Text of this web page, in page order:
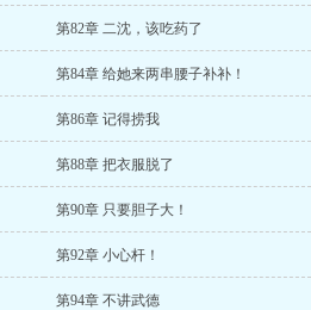
第82章 二沈，该吃药了
第84章 给她来两串腰子补补！
第86章 记得捞我
第88章 把衣服脱了
第90章 只要胆子大！
第92章 小心杆！
第94章 不讲武德